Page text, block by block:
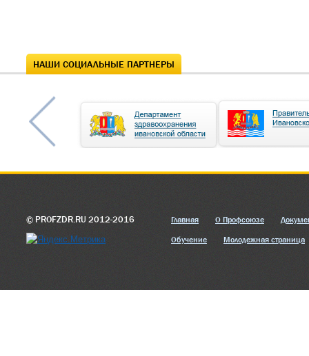
НАШИ СОЦИАЛЬНЫЕ ПАРТНЕРЫ
© PROFZDR.RU 2012-2016 Главная О Профсоюзе
Обучение Молодежная страница